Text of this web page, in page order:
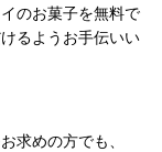
のお菓子を無料で
るようお手伝いい
求めの方でも、